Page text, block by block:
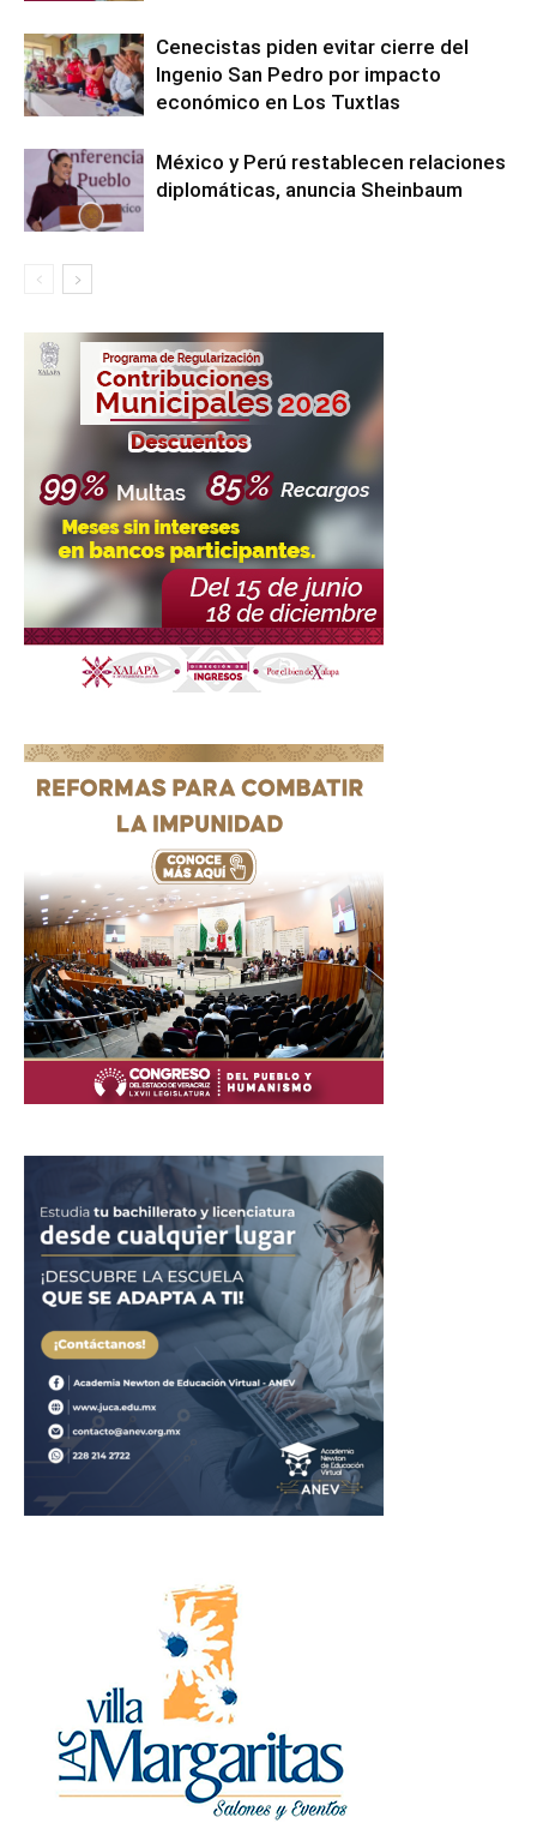
Cenecistas piden evitar cierre del
Ingenio San Pedro por impacto
económico en Los Tuxtlas
México y Perú restablecen relaciones
diplomáticas, anuncia Sheinbaum